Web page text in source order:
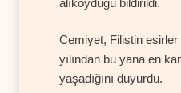
Cemiyet, Filistin
yılından bu yana en
yaşadığını duyurdu.